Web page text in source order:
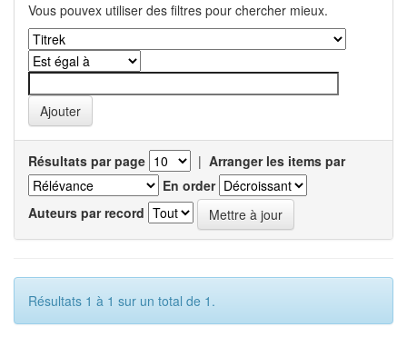
Vous pouvex utiliser des filtres pour chercher mieux.
Résultats par page | Arranger les items par
En order
Auteurs par record
Résultats 1 à 1 sur un total de 1.